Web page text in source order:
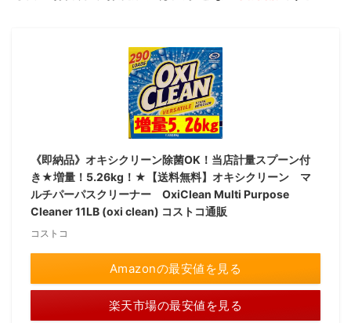
《即納品》オキシクリーン除菌OK！当店計量スプーン付
き★増量！5.26kg！★【送料無料】オキシクリーン マ
ルチパーパスクリーナー OxiClean Multi Purpose
Cleaner 11LB (oxi clean) コストコ通販
コストコ
Amazonの最安値を見る
楽天市場の最安値を見る